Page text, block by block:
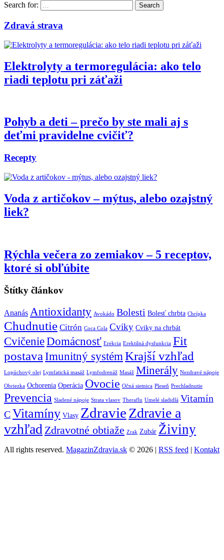
Search for: Search
Zdravá strava
Elektrolyty a termoregulácia: ako telo
riadi teplotu pri záťaži
Pohyb a deti – prečo by ste mali aj s
deťmi pravidelne cvičiť?
Recepty
Voda z artičokov – mýtus, alebo ozajstný
liek?
Rýchla večera zo zemiakov – 5 receptov,
ktoré si obľúbite
Štítky článkov
Ananás Antioxidanty Avokádo Bolesti Bolesť chrbta Chrípka
Chudnutie Citrón Coca Cola Cviky Cviky na chrbát
CvičenieDomácnosť Erekcia Erektilná dysfunkcia Fit
postavaImunitný systémKrajší vzhľad
Lopúchový olej Lymfatická masáž Lymfodrenáž Masáž Minerály Nezdravé nápoje
Obriezka Ochorenia Operácia Ovocie Očná sietnica Pleseň Prechladnutie
Prevencia Sladené nápoje Strata vlasov Theraflu Umelé sladidlá Vitamín
CVitamíny Vlasy ZdravieZdravie a
vzhľad Zdravotné obtiaže Zrak Zubár Živiny
All rights reserved. MagazinZdravia.sk © 2026 | RSS feed Kontakt